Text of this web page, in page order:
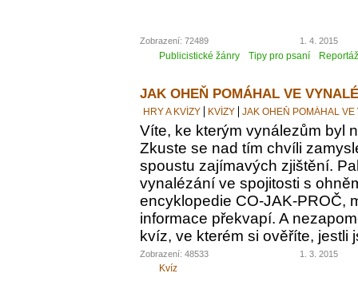
Zobrazení: 72489 1. 4. 2015
Publicistické žánry Tipy pro psaní Reportáž
JAK OHEŇ POMÁHAL VE
HRY A KVÍZY KVÍZY JAK OHEŇ POMÁHAL VE
Víte, ke kterým vynálezům byl
Zkuste se nad tím chvíli
spoustu zajímavých zjištění.
vynalézání ve spojitosti s
encyklopedie CO-JAK-PROČ,
informace překvapí. A
kvíz, ve kterém si ověříte, jestli
Zobrazení: 48533 1. 3. 2015
Kvíz